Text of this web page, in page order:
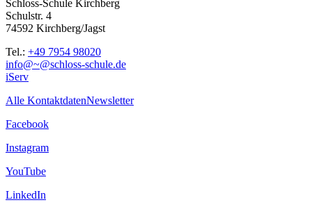
Schloss-Schule Kirchberg
Schulstr. 4
74592 Kirchberg/Jagst
Tel.: +49 7954 98020
info@~@schloss-schule.de
iServ
Alle KontaktdatenNewsletter
Facebook
Instagram
YouTube
LinkedIn